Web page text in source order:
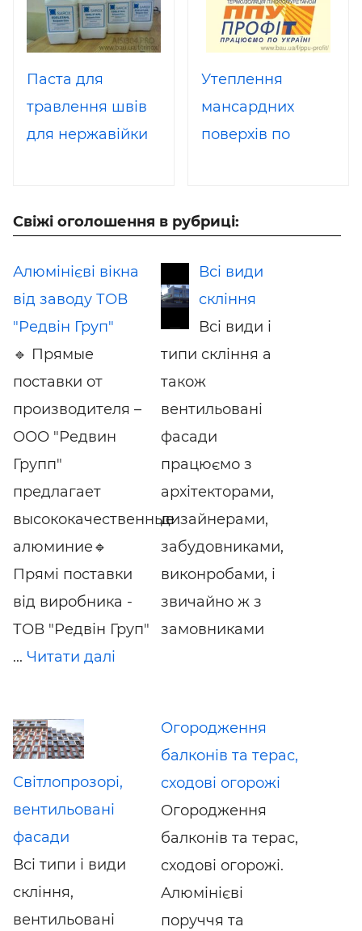
Паста для
травлення швів
для нержавійки
Утеплення
мансардних
поверхів по
пінополіуретаном,
Монолітно,
висоеффективно
Свіжі оголошення в рубриці:
Алюмінієві вікна
від заводу ТОВ
"Редвін Груп"
🔹 Прямые
поставки от
производителя –
ООО "Редвин
Групп"
предлагает
высококачественные
алюминие🔹
Прямі поставки
від виробника -
ТОВ "Редвін Груп"
... Читати далі
Всі види
скління
Всі види і
типи скління а
також
вентильовані
фасади
працюємо з
архітекторами,
дизайнерами,
забудовниками,
виконробами, і
звичайно ж з
замовниками
Світлопрозорі,
вентильовані
фасади
Всі типи і види
скління,
вентильовані
Огородження
балконів та терас,
сходові огорожі
Огородження
балконів та терас,
сходові огорожі.
Алюмінієві
поруччя та